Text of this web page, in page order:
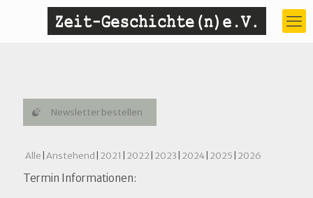
Newsletter bestellen
Alle Anstehend 2021 2022 2023 2024 2025 2026
Termin Informationen: